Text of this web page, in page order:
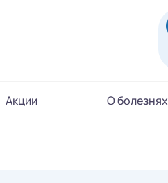
Акции О болезнях